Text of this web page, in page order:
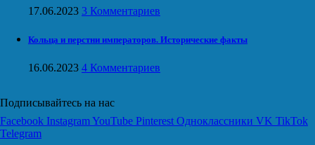
17.06.2023 3 Комментариев
Кольца и перстни императоров. Исторические факты
16.06.2023 4 Комментариев
Подписывайтесь на нас
Facebook InstagramYouTube Pinterest Одноклассники VK TikTok
Telegram